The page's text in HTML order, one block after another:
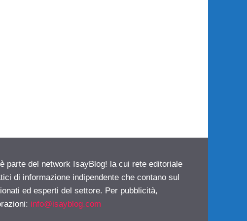
parte del network IsayBlog! la cui rete editoriale
di informazione indipendente che contano sul
ed esperti del settore. Per pubblicità,
info@isayblog.com